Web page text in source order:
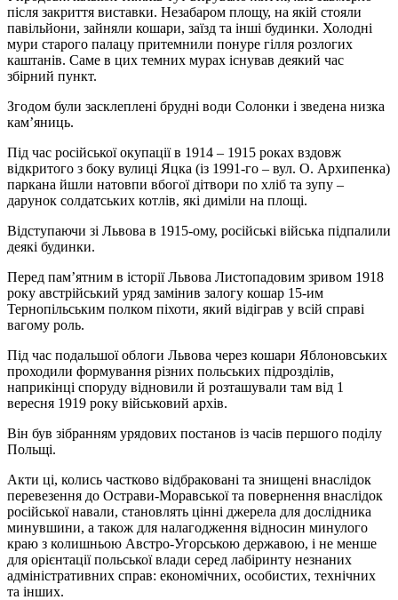
після закриття виставки. Незабаром площу, на якій стояли
павільйони, зайняли кошари, заїзд та інші будинки. Холодні
мури старого палацу притемнили понуре гілля розлогих
каштанів. Саме в цих темних мурах існував деякий час
збірний пункт.
Згодом були засклеплені брудні води Солонки і зведена низка
кам’яниць.
Під час російської окупації в 1914 – 1915 роках вздовж
відкритого з боку вулиці Яцка (із 1991-го – вул. О. Архипенка)
паркана йшли натовпи вбогої дітвори по хліб та зупу –
дарунок солдатських котлів, які диміли на площі.
Відступаючи зі Львова в 1915-ому, російські війська підпалили
деякі будинки.
Перед пам’ятним в історії Львова Листопадовим зривом 1918
року австрійський уряд замінив залогу кошар 15-им
Тернопільським полком піхоти, який відіграв у всій справі
вагому роль.
Під час подальшої облоги Львова через кошари Яблоновських
проходили формування різних польських підрозділів,
наприкінці споруду відновили й розташували там від 1
вересня 1919 року військовий архів.
Він був зібранням урядових постанов із часів першого поділу
Польщі.
Акти ці, колись частково відбраковані та знищені внаслідок
перевезення до Острави-Моравської та повернення внаслідок
російської навали, становлять цінні джерела для дослідника
минувшини, а також для налагодження відносин минулого
краю з колишньою Австро-Угорською державою, і не менше
для орієнтації польської влади серед лабіринту незнаних
адміністративних справ: економічних, особистих, технічних
та інших.